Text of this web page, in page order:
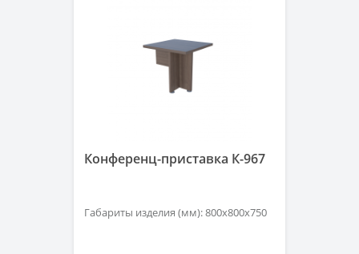
Конференц-приставка К-967
Габариты изделия (мм): 800х800х750